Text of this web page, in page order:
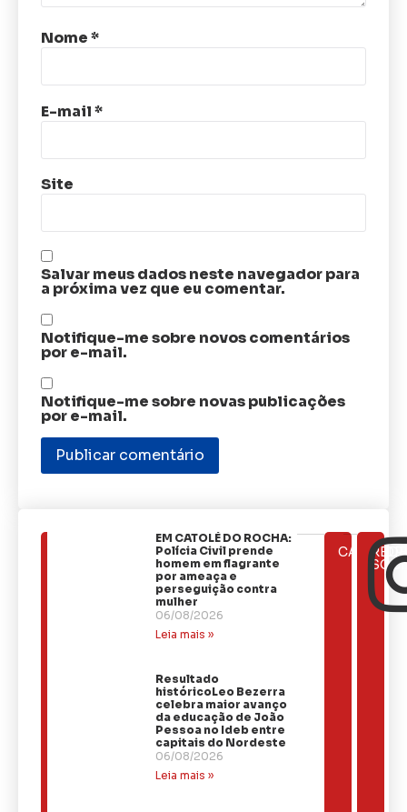
Nome*
E-mail*
Site
Salvar meus dados neste navegador para
a próxima vez que eu comentar.
Notifique-me sobre novos comentários
por e-mail.
Notifique-me sobre novas publicações
por e-mail.
EM CATOLÉ DO ROCHA:
Polícia Civil prende
homem em flagrante
por ameaça e
perseguição contra
mulher
06/08/2026
Leia mais »
Resultado
históricoLeo Bezerra
celebra maior avanço
da educação de João
Pessoa no Ideb entre
capitais do Nordeste
06/08/2026
Leia mais »